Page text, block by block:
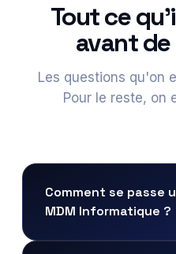
Tout ce
avant de
Les questions qu'on
Pour le reste, on
Comment se passe
MDM Informatique ?